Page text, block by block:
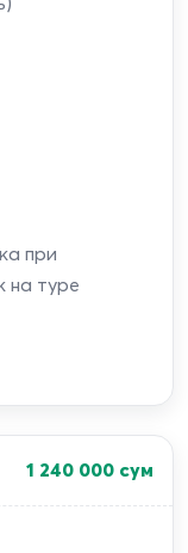
при
на туре
1 240 000 сум